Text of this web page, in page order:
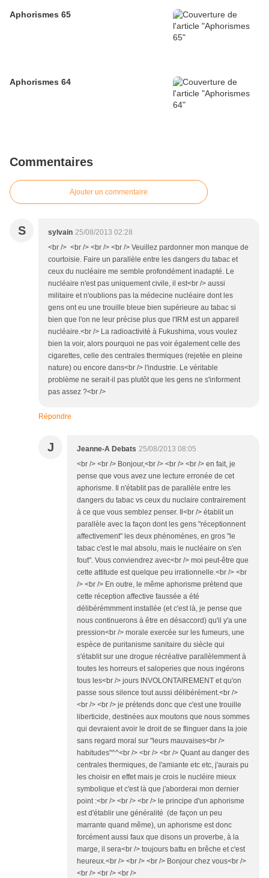
Aphorismes 65
Aphorismes 64
Commentaires
Ajouter un commentaire
S sylvain 25/08/2013 02:28
<br /> <br /> <br /> <br /> Veuillez pardonner mon manque de
courtoisie. Faire un parallèle entre les dangers du tabac et
ceux du nucléaire me semble profondément inadapté. Le
nucléaire n'est pas uniquement civile, il est<br /> aussi
militaire et n'oublions pas la médecine nucléaire dont les
gens ont eu une trouille bleue bien supérieure au tabac si
bien que l'on ne leur précise plus que l'IRM est un appareil
nucléaire.<br /> La radioactivité à Fukushima, vous voulez
bien la voir, alors pourquoi ne pas voir également celle des
cigarettes, celle des centrales thermiques (rejetée en pleine
nature) ou encore dans<br /> l'industrie. Le véritable
problème ne serait-il pas plutôt que les gens ne s'informent
pas assez ?<br />
Répondre
J Jeanne-A Debats 25/08/2013 08:05
<br /> <br /> Bonjour,<br /> <br /> <br /> en fait, je
pense que vous avez une lecture erronée de cet
aphorisme. Il n'établit pas de parallèle entre les
dangers du tabac vs ceux du nuclaire contrairement
à ce que vous semblez penser. Il<br /> établit un
parallèle avec la façon dont les gens "réceptionnent
affectivement" les deux phénomènes, en gros "le
tabac c'est le mal absolu, mais le nucléaire on s'en
fout". Vous conviendrez avec<br /> moi peut-être que
cette attitude est quelque peu irrationnelle.<br /> <br
/> <br /> En outre, le même aphorisme prétend que
cette réception affective faussée a été
délibérémmment installée (et c'est là, je pense que
nous continuerons à être en désaccord) qu'il y'a une
pression<br /> morale exercée sur les fumeurs, une
espèce de puritanisme sanitaire du siècle qui
s'établit sur une drogue récréative parallèlemment à
toutes les horreurs et saloperies que nous ingérons
tous les<br /> jours INVOLONTAIREMENT et qu'on
passe sous silence tout aussi délibérément.<br />
<br /> <br /> je prétends donc que c'est une trouille
liberticide, destinées aux moutons que nous sommes
qui devraient avoir le droit de se flinguer dans la joie
sans regard moral sur "leurs mauvaises<br />
habitudes"^^<br /> <br /> <br /> Quant au danger des
centrales thermiques, de l'amiante etc etc, j'aurais pu
les choisir en effet mais je crois le nucléire mieux
symbolique et c'est là que j'aborderai mon dernier
point :<br /> <br /> <br /> le principe d'un aphorisme
est d'établir une généralité (de façon un peu
marrante quand même), un aphorisme est donc
forcément aussi faux que disons un proverbe, à la
marge, il sera<br /> toujours battu en brêche et c'est
heureux.<br /> <br /> <br /> Bonjour chez vous<br />
<br /> <br /> <br />